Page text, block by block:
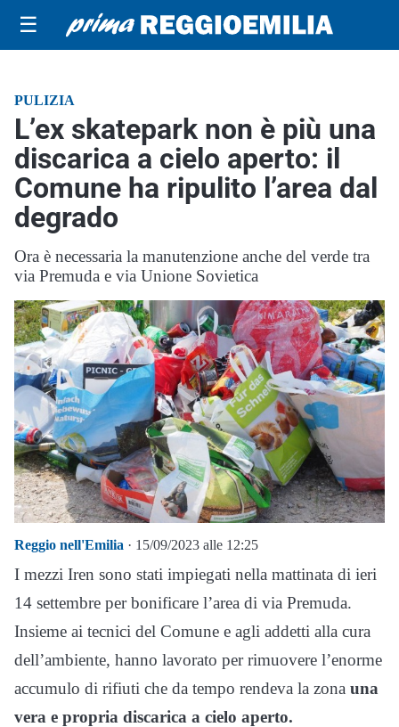
☰
PULIZIA
L’ex skatepark non è più una
discarica a cielo aperto: il
Comune ha ripulito l’area dal
degrado
Ora è necessaria la manutenzione anche del verde tra
via Premuda e via Unione Sovietica
Reggio nell'Emilia · 15/09/2023 alle 12:25
I mezzi Iren sono stati impiegati nella mattinata di ieri
14 settembre per bonificare l’area di via Premuda.
Insieme ai tecnici del Comune e agli addetti alla cura
dell’ambiente, hanno lavorato per rimuovere l’enorme
accumulo di rifiuti che da tempo rendeva la zona una
vera e propria discarica a cielo aperto.